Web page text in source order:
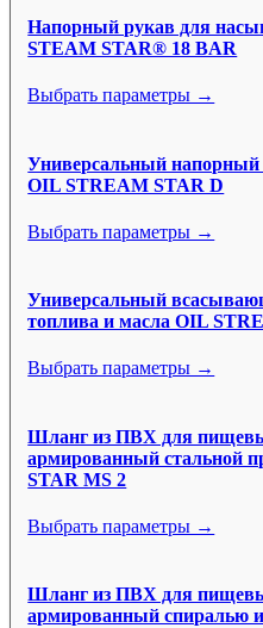
Напорный рукав для
STEAM STAR® 18 BAR
Выбрать параметры →
Универсальный напорный
OIL STREAM STAR D
Выбрать параметры →
Универсальный
топлива и масла OIL
Выбрать параметры →
Шланг из ПВХ для
армированный стальной
STAR MS 2
Выбрать параметры →
Шланг из ПВХ для
армированный спиралью